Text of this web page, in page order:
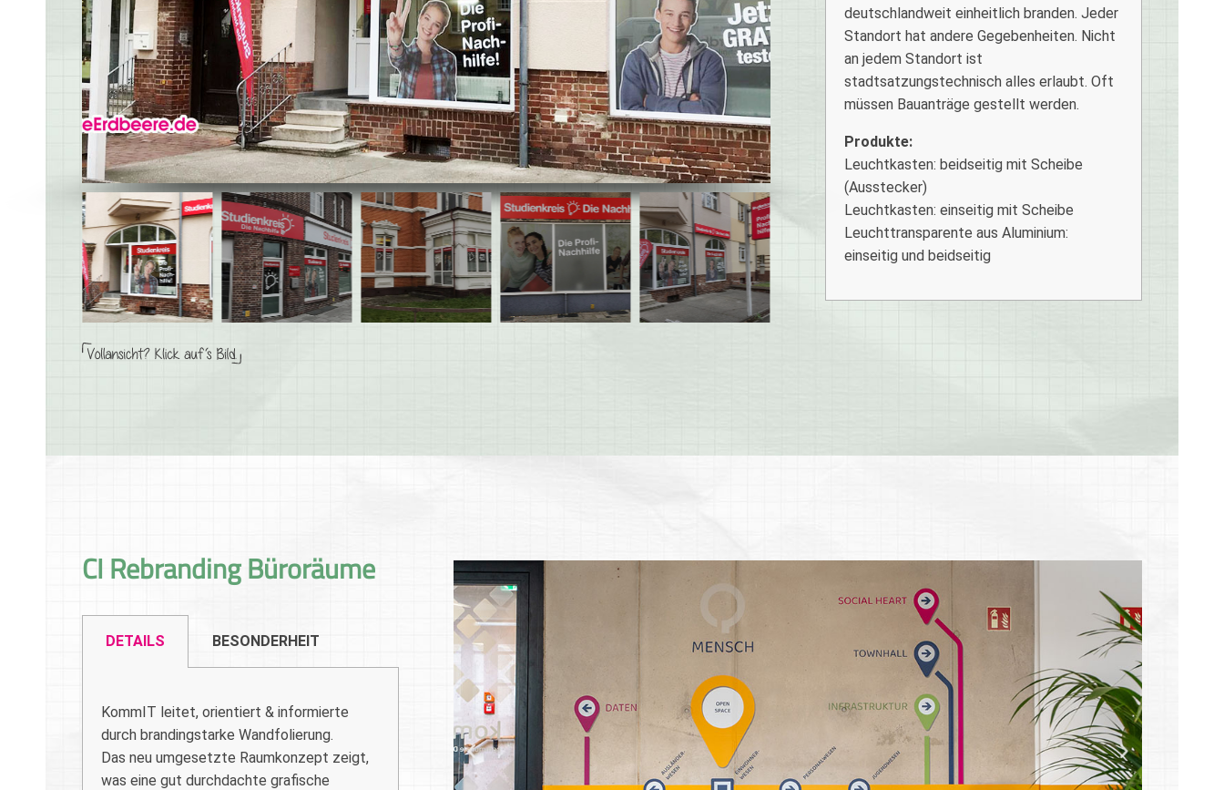
deutschlandweit einheitlich branden. Jeder
Standort hat andere Gegebenheiten. Nicht
an jedem Standort ist
stadtsatzungstechnisch alles erlaubt. Oft
müssen Bauanträge gestellt werden.
Produkte:
Leuchtkasten: beidseitig mit Scheibe
(Ausstecker)
Leuchtkasten: einseitig mit Scheibe
Leuchttransparente aus Aluminium:
einseitig und beidseitig
CI Rebranding Büroräume
DETAILS BESONDERHEIT
KommIT leitet, orientiert & informierte
durch brandingstarke Wandfolierung.
Das neu umgesetzte Raumkonzept zeigt,
was eine gut durchdachte grafische